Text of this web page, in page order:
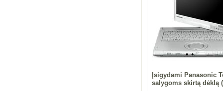
Įsigydami Panasonic
salygoms skirtą dėklą